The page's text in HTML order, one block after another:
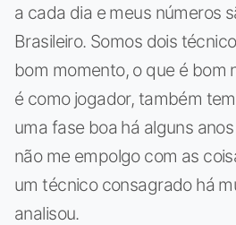
a cada dia e meus números
Brasileiro. Somos dois
bom momento, o que é bom
é como jogador, também
uma fase boa há alguns
não me empolgo com as
um técnico consagrado há
analisou.